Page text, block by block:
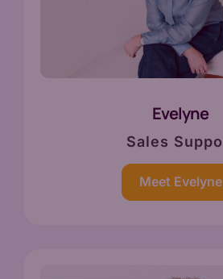
Evelyne
Sales
Meet Evelyne